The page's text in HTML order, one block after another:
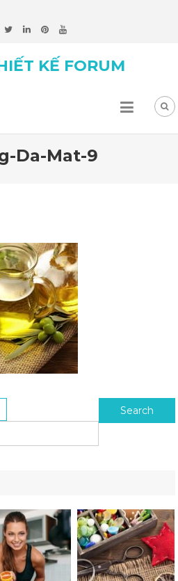
KẾ FORUM
Da-Mat-9
Search for: